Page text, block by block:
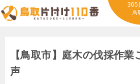
365
鳥
【鳥取市】庭木の伐採作
声